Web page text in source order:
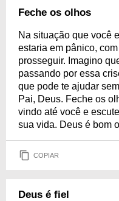
Feche os olhos
Na situação que você
estaria em pânico,
prosseguir. Imagino
passando por essa
que pode te ajudar
Pai, Deus. Feche os
vindo até você e
sua vida. Deus é bom
COPIAR
Deus é fiel